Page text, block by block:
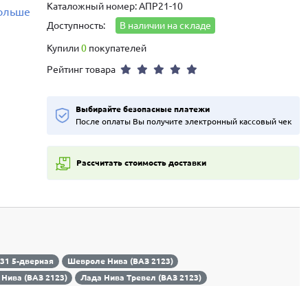
Каталожный номер: АПР21-10
Доступность:
В наличии на складе
Купили0 покупателей
Рейтинг товара
Выбирайте безопасные платежи
После оплаты Вы получите электронный кассовый чек
Рассчитать стоимость доставки
5-дверная
Шевроле Нива (ВАЗ 2123)
(ВАЗ 2123)
Лада Нива Тревел (ВАЗ 2123)